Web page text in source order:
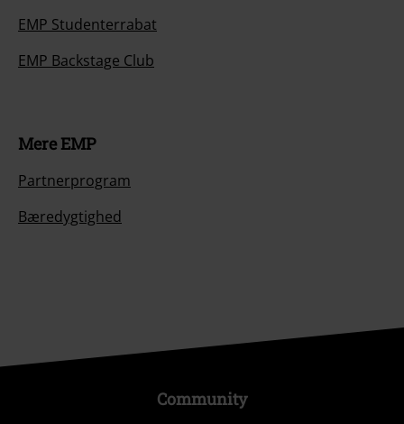
EMP Studenterrabat
EMP Backstage Club
Mere EMP
Partnerprogram
Bæredygtighed
Community